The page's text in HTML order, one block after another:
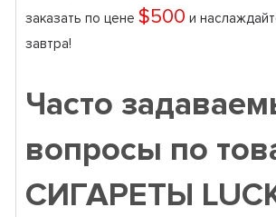
заказать по цене $500 и
завтра!
Часто
вопросы по
СИГАРЕТЫ